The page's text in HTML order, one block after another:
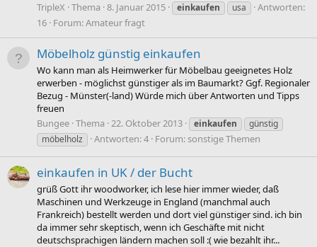
TripleX Thema 8. Januar 2015 einkaufen usa
Antworten:
16 Forum:Amateur fragt
Möbelholz günstig einkaufen
Wo kann man als Heimwerker für Möbelbau geeignetes Holz
erwerben - möglichst günstiger als im Baumarkt? Ggf. Regionaler
Bezug - Münster(-land) Würde mich über Antworten und Tipps
freuen
Bungee Thema 22. Oktober 2013 einkaufen
günstig
möbelholz
Antworten: 4 Forum:sonstige Themen
einkaufen in UK / der Bucht
grüß Gott ihr woodworker, ich lese hier immer wieder, daß
Maschinen und Werkzeuge in England (manchmal auch
Frankreich) bestellt werden und dort viel günstiger sind. ich bin
da immer sehr skeptisch, wenn ich Geschäfte mit nicht
deutschsprachigen ländern machen soll :( wie bezahlt ihr...